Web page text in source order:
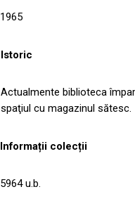
1965
Istoric
Actualmente biblioteca
spaţiul cu magazinul sătesc.
Informații colecții
5964 u.b.